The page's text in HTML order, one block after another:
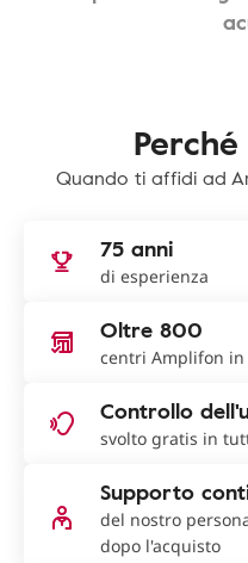
Quando ti affidi ad
75 anni
di esperienza
Oltre 800
centri Amplifon
Controllo
svolto gratis in
Supporto
del nostro
dopo l'acquisto